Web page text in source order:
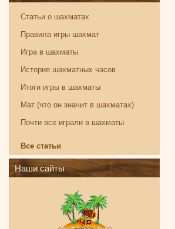
Твистер
Статьи о шахматах
Правила игры шахмат
Игра в шахматы
История шахматных часов
Итоги игры в шахматы
Мат (что он значит в шахматах)
Почти все играли в шахматы
Все статьи
Наши сайты